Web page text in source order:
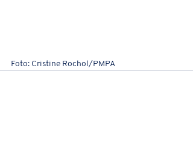
Foto: Cristine Rochol/PMPA